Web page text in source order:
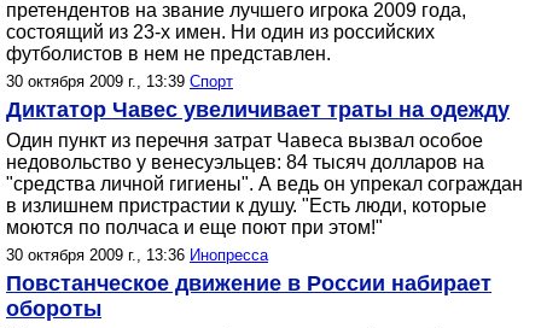
претендентов на звание лучшего игрока 2009 года,
состоящий из 23-х имен. Ни один из российских
футболистов в нем не представлен.
30 октября 2009 г., 13:39 Спорт
Диктатор Чавес увеличивает траты на одежду
Один пункт из перечня затрат Чавеса вызвал особое
недовольство у венесуэльцев: 84 тысяч долларов на
"средства личной гигиены". А ведь он упрекал сограждан
в излишнем пристрастии к душу. "Есть люди, которые
моются по полчаса и еще поют при этом!"
30 октября 2009 г., 13:36 Инопресса
Повстанческое движение в России набирает
обороты